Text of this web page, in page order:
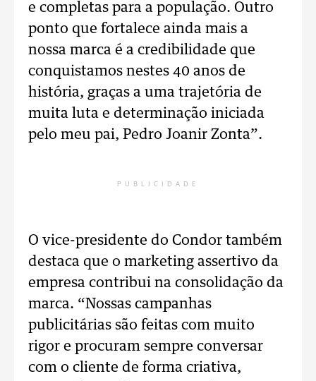
e completas para a população. Outro
ponto que fortalece ainda mais a
nossa marca é a credibilidade que
conquistamos nestes 40 anos de
história, graças a uma trajetória de
muita luta e determinação iniciada
pelo meu pai, Pedro Joanir Zonta”.
PUBLICIDADE
O vice-presidente do Condor também
destaca que o marketing assertivo da
empresa contribui na consolidação da
marca. “Nossas campanhas
publicitárias são feitas com muito
rigor e procuram sempre conversar
com o cliente de forma criativa,